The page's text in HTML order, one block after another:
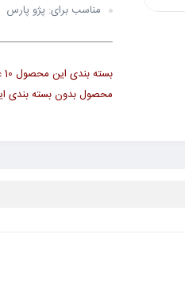
مناسب برای: پژو پارس
محصول بدون بسته بندی